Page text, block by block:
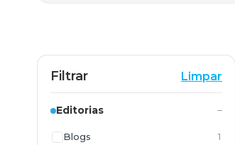
Filtrar Limpar
Editorias
Blogs 1